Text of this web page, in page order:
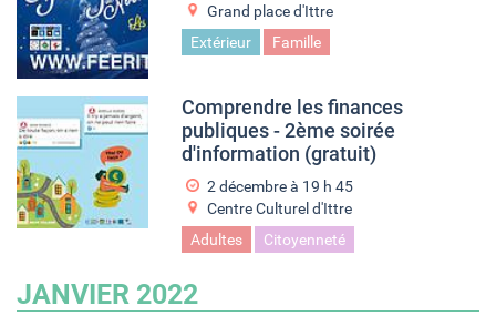
Grand place d'Ittre
Extérieur
Famille
Comprendre les finances
publiques - 2ème soirée
d'information (gratuit)
2 décembre à 19 h 45
Centre Culturel d'Ittre
Adultes
Citoyenneté
JANVIER 2022